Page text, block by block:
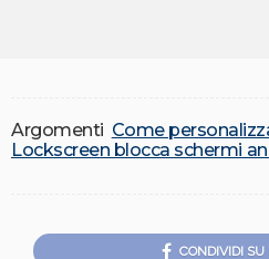
Argomenti Come
Lockscreen blocca schermi
CONDIVIDI SU